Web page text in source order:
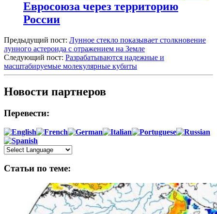
Евросоюза через территорию
России
Предыдущий пост: Лунное стекло показывает столкновение
лунного астероида с отражением на Земле
Следующий пост: Разрабатываются надежные и
масштабируемые молекулярные кубиты
Новости партнеров
Перевести:
Статьи по теме: